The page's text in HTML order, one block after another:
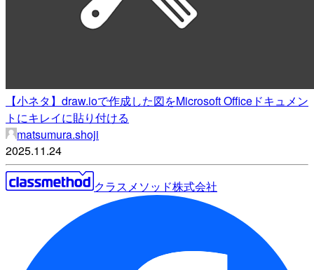
【小ネタ】draw.ioで作成した図をMicrosoft Officeドキュメン
トにキレイに貼り付ける
matsumura.shoji
2025.11.24
クラスメソッド株式会社